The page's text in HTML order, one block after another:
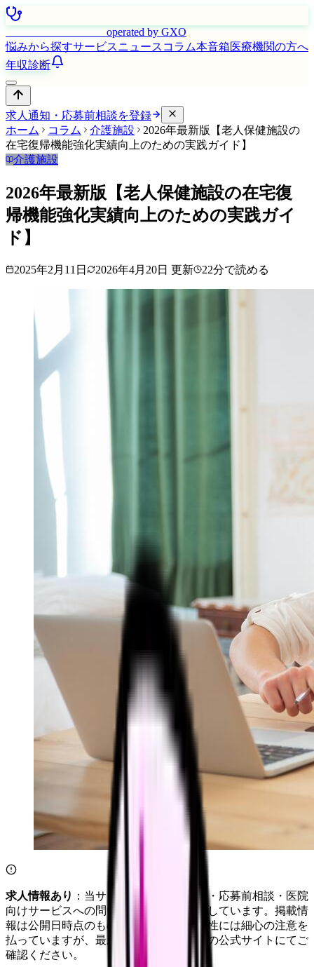
operated by GXO
悩みから探すサービスニュース コラム本音箱医療機関の方へ
年収診断
求人通知・応募前相談を登録
ホーム
コラム 介護施設
2026年最新版【老人保健施設の
在宅復帰機能強化実績向上のための実践ガイド】
介護施設
2026年最新版【老人保健施設の在宅復
帰機能強化実績向上のための実践ガイ
ド】
2025年2月11日 2026年4月20日 更新 22分で読める
求人情報あり ：当サイトは自社求人通知・応募前相談・医院
向けサービスへの問い合わせ導線を設置しています。掲載情
報は公開日時点のものです。記事の正確性には細心の注意を
払っていますが、最新情報は各サービスの公式サイトにてご
確認ください。